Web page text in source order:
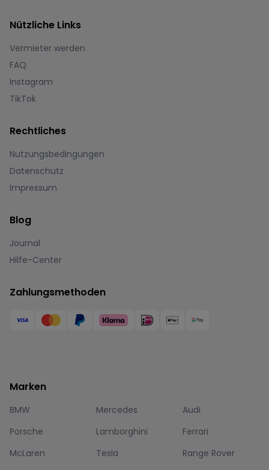
Nützliche Links
Vermieter werden
FAQ
Instagram
TikTok
Rechtliches
Nutzungsbedingungen
Datenschutz
Impressum
Blog
Journal
Hilfe-Center
Zahlungsmethoden
Marken
BMW Mercedes
Audi
Porsche
Lamborghini
Ferrari
McLaren
Tesla
Range Rover